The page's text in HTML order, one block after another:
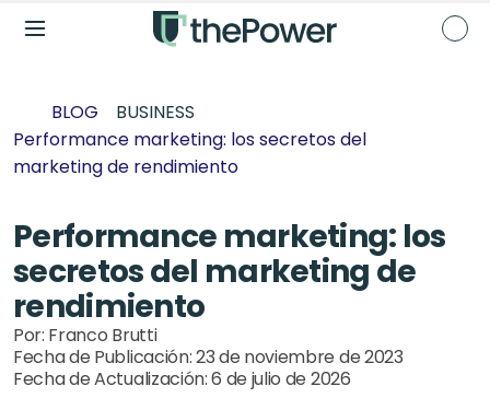
BLOG
BUSINESS
Performance marketing: los secretos del
marketing de rendimiento
Performance marketing: los
secretos del marketing de
rendimiento
Por: Franco Brutti
Fecha de Publicación: 23 de noviembre de 2023
Fecha de Actualización: 6 de julio de 2026